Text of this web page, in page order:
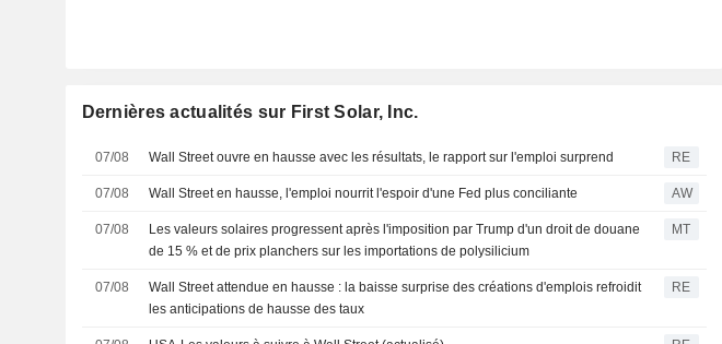
Dernières actualités sur First Solar, Inc.
07/08 Wall Street ouvre en hausse avec les résultats, le rapport sur l'emploi surprend RE
07/08 Wall Street en hausse, l'emploi nourrit l'espoir d'une Fed plus conciliante AW
07/08
Les valeurs solaires progressent après l'imposition par Trump d'un droit de douane
de 15 % et de prix planchers sur les importations de polysilicium
MT
07/08
Wall Street attendue en hausse : la baisse surprise des créations d'emplois refroidit
les anticipations de hausse des taux
RE